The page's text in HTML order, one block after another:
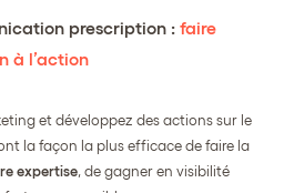
prescription : faire
à l’action
et développez des actions sur le
la façon la plus efficace de faire la
expertise, de gagner en visibilité